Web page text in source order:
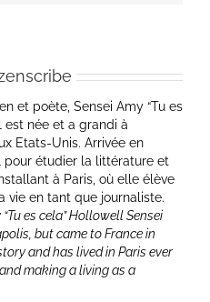
et poète, Sensei Amy “Tu es
est née et a grandi à
Etats-Unis. Arrivée en
pour étudier la littérature et
à Paris, où elle élève
vie en tant que journaliste.
es cela” Hollowell Sensei
but came to France in
and has lived in Paris ever
making a living as a